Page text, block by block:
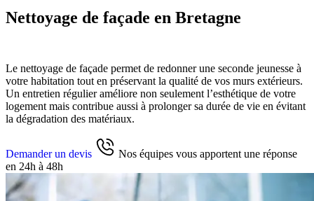
Nettoyage de façade en Bretagne
Le nettoyage de façade permet de redonner une seconde jeunesse à
votre habitation tout en préservant la qualité de vos murs extérieurs.
Un entretien régulier améliore non seulement l’esthétique de votre
logement mais contribue aussi à prolonger sa durée de vie en évitant
la dégradation des matériaux.
Demander un devis
Nos équipes vous apportent une réponse
en 24h à 48h